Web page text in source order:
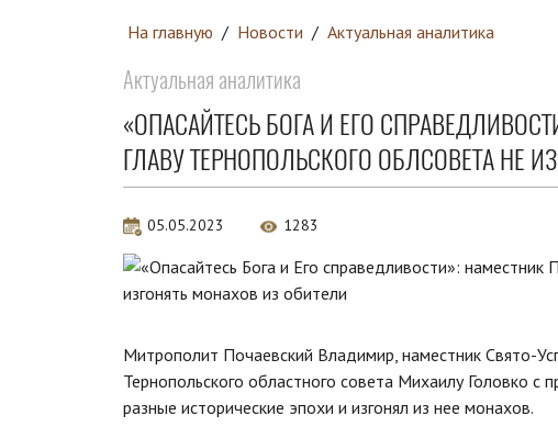
На главную / Новости / Актуальная аналитика
Актуальная аналитика
«ОПАСАЙТЕСЬ БОГА И ЕГО
ГЛАВУ ТЕРНОПОЛЬСКОГО ОБЛСОВЕТА НЕ
05.05.2023 1283
Митрополит Почаевский Владимир, наместник Свято-
Тернопольского областного совета Михаилу Головко
разные исторические эпохи и изгонял из нее монахов.